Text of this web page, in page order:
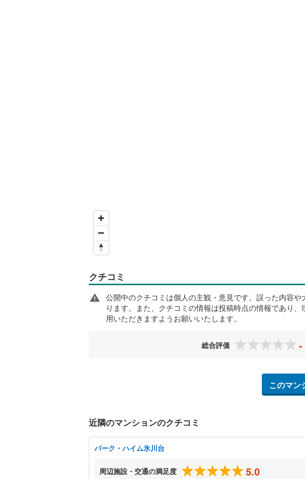
クチコミ
公開中のクチコミは個人の主観・意見です。誤った内容
ります。また、クチコミの情報は投稿時点の情報であり
用いただきますようお願いいたします。
総合評価 -
このマン
近隣のマンションのクチコミ
パーク・ハイム氷川台
周辺施設・交通の満足度 5.0